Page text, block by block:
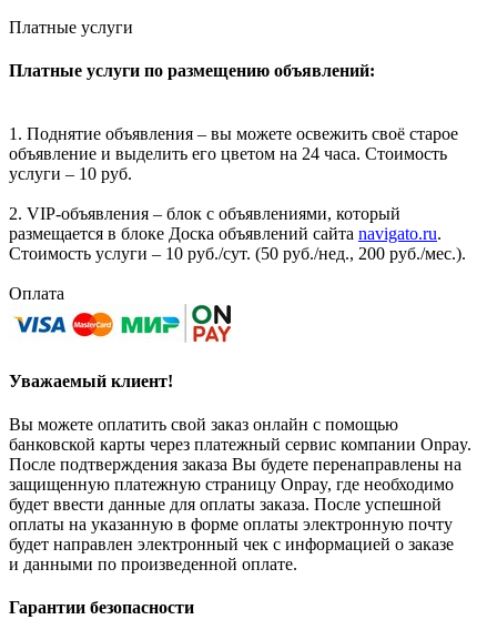
Платные услуги
Платные услуги по размещению объявлений:
1. Поднятие объявления – вы можете освежить своё старое
объявление и выделить его цветом на 24 часа. Стоимость
услуги – 10 руб.
2. VIP-объявления – блок с объявлениями, который
размещается в блоке Доска объявлений сайта navigato.ru.
Стоимость услуги – 10 руб./сут. (50 руб./нед., 200 руб./мес.).
Оплата
Уважаемый клиент!
Вы можете оплатить свой заказ онлайн с помощью
банковской карты через платежный сервис компании Onpay.
После подтверждения заказа Вы будете перенаправлены на
защищенную платежную страницу Onpay, где необходимо
будет ввести данные для оплаты заказа. После успешной
оплаты на указанную в форме оплаты электронную почту
будет направлен электронный чек с информацией о заказе
и данными по произведенной оплате.
Гарантии безопасности